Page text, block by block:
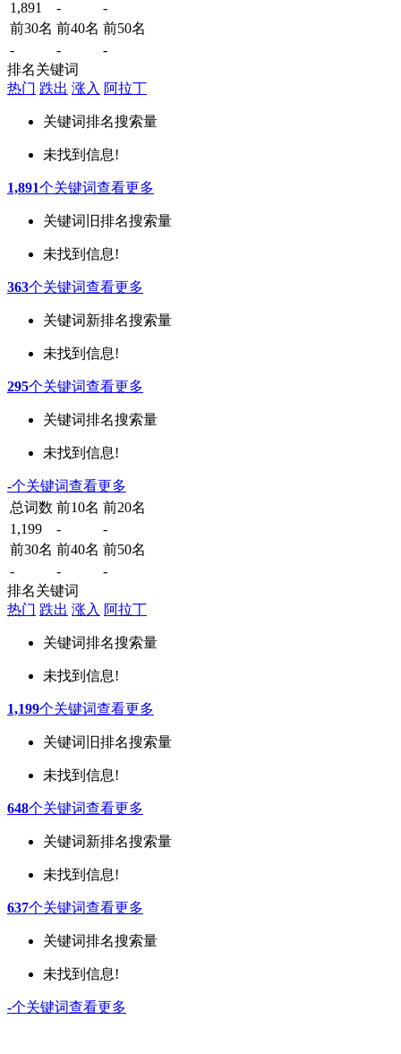
1,891 -
-
前30名 前40名 前50名
-
-
-
排名关键词
热门 跌出 涨入 阿拉丁
关键词排名搜索量
未找到信息!
1,891个关键词查看更多
关键词 旧排名搜索量
未找到信息!
363个关键词查看更多
关键词新排名搜索量
未找到信息!
295个关键词查看更多
关键词排名搜索量
未找到信息!
-个关键词查看更多
总词数 前10名 前20名
1,199
-
-
前30名 前40名 前50名
-
-
-
排名关键词
热门 跌出 涨入 阿拉丁
关键词排名搜索量
未找到信息!
1,199个关键词查看更多
关键词 旧排名搜索量
未找到信息!
648个关键词查看更多
关键词新排名搜索量
未找到信息!
637个关键词查看更多
关键词排名搜索量
未找到信息!
-个关键词查看更多